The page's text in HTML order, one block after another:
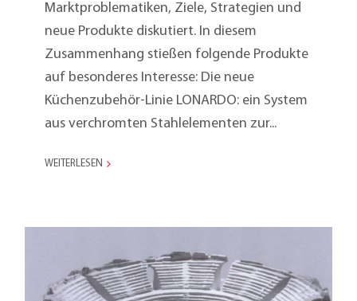
Marktproblematiken, Ziele, Strategien und
neue Produkte diskutiert. In diesem
Zusammenhang stießen folgende Produkte
auf besonderes Interesse: Die neue
Küchenzubehör-Linie LONARDO: ein System
aus verchromten Stahlelementen zur...
WEITERLESEN